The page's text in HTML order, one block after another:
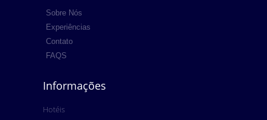
Sobre Nós
Experiências
Contato
FAQS
Informações
Hotéis